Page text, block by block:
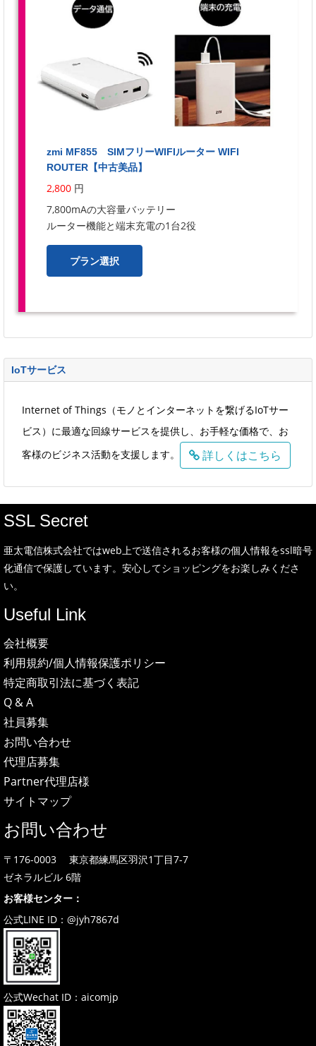
zmi MF855 SIMフリーWIFIルーター WIFI
ROUTER【中古美品】
2,800円
7,800mAの大容量バッテリー
ルーター機能と端末充電の1台2役
プラン選択
IoTサービス
Internet of Things（モノとインターネットを繋げるIoTサー
ビス）に最適な回線サービスを提供し、お手軽な価格で、お
客様のビジネス活動を支援します。
詳しくはこちら
SSL Secret
亜太電信株式会社ではweb上で送信されるお客様の個人情報をssl暗号
化通信で保護しています。安心してショッピングをお楽しみくださ
い。
Useful Link
会社概要
利用規約/個人情報保護ポリシー
特定商取引法に基づく表記
Q & A
社員募集
お問い合わせ
代理店募集
Partner代理店様
サイトマップ
お問い合わせ
〒176-0003 東京都練馬区羽沢1丁目7-7
ゼネラルビル 6階
お客様センター：
公式LINE ID：@jyh7867d
公式Wechat ID：aicomjp